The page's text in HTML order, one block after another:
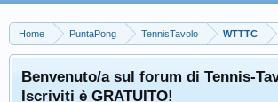
Home PuntaPong TennisTavolo WTTTC
Benvenuto/a sul forum di Tennis-
Iscriviti è GRATUITO!